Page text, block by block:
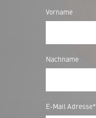
Vorname
Nachname
E-Mail Adresse*